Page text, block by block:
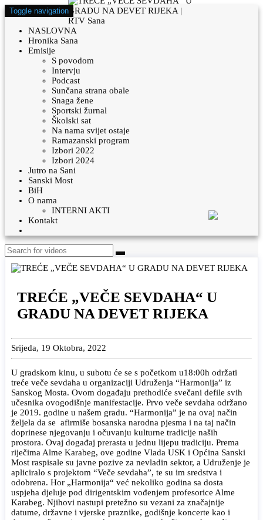
Toggle navigation
NASLOVNA
Hronika Sana
Emisije
S povodom
Intervju
Podcast
Sunčana strana obale
Snaga žene
Sportski žurnal
Školski sat
Na nama svijet ostaje
Ramazanski program
Izbori 2022
Izbori 2024
Jutro na Sani
Sanski Most
BiH
O nama
INTERNI AKTI
Kontakt
TREĆE „VEČE SEVDAHA“ U
GRADU NA DEVET RIJEKA
Srijeda, 19 Oktobra, 2022
U gradskom kinu, u subotu će se s početkom u18:00h održati
treće veče sevdaha u organizaciji Udruženja “Harmonija” iz
Sanskog Mosta. Ovom događaju prethodiće svečani defile svih
učesnika ovogodišnje manifestacije. Prvo veče sevdaha održano
je 2019. godine u našem gradu. “Harmonija” je na ovaj način
željela da se afirmiše bosanska narodna pjesma i na taj način
doprinese njegovanju i očuvanju kulturne tradicije naših
prostora. Ovaj događaj prerasta u jednu lijepu tradiciju. Prema
riječima Alme Karabeg, ove godine Vlada USK i Općina Sanski
Most raspisale su javne pozive za nevladin sektor, a Udruženje je
apliciralo s projektom “Veče sevdaha”, te su im sredstva i
odobrena. Hor „Harmonija“ već nekoliko godina sa dosta
uspjeha djeluje pod dirigentskim vođenjem profesorice Alme
Karabeg. Njihovi nastupi pretežno su vezani za značajnije
datume, državne i vjerske praznike, godišnje koncerte kao i